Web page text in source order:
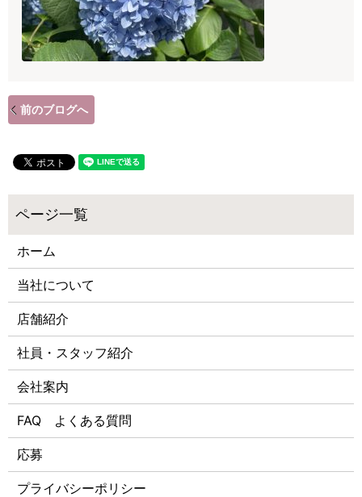
前のブログへ
ホーム
当社について
店舗紹介
社員・スタッフ紹介
会社案内
FAQ よくある質問
応募
プライバシーポリシー